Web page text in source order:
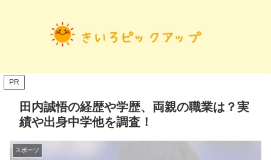
PR
田内誠悟の経歴や学歴、両親の職業は？実
績や出身中学他を調査！
スポーツ